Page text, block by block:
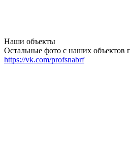
Наши объекты
Остальные фото с наших объектов
https://vk.com/profsnabrf